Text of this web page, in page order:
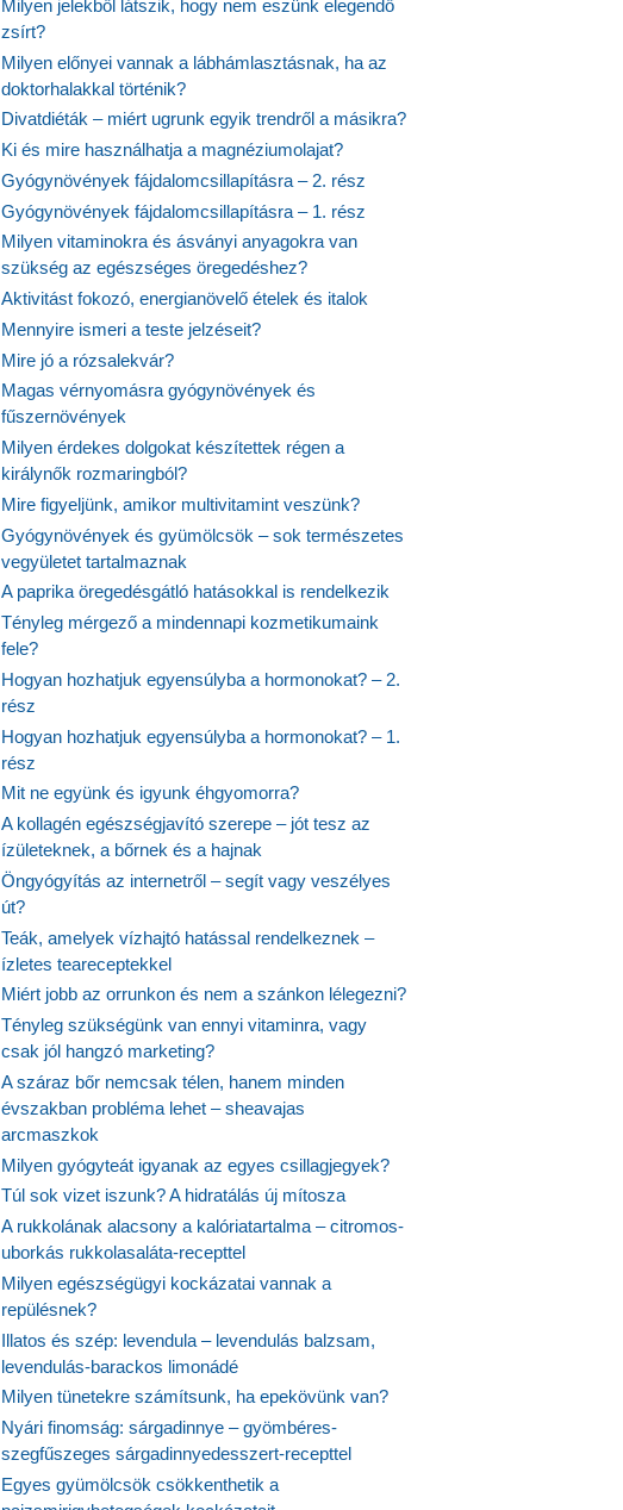
Milyen jelekből látszik, hogy nem eszünk elegendő
zsírt?
Milyen előnyei vannak a lábhámlasztásnak, ha az
doktorhalakkal történik?
Divatdiéták – miért ugrunk egyik trendről a másikra?
Ki és mire használhatja a magnéziumolajat?
Gyógynövények fájdalomcsillapításra – 2. rész
Gyógynövények fájdalomcsillapításra – 1. rész
Milyen vitaminokra és ásványi anyagokra van
szükség az egészséges öregedéshez?
Aktivitást fokozó, energianövelő ételek és italok
Mennyire ismeri a teste jelzéseit?
Mire jó a rózsalekvár?
Magas vérnyomásra gyógynövények és
fűszernövények
Milyen érdekes dolgokat készítettek régen a
királynők rozmaringból?
Mire figyeljünk, amikor multivitamint veszünk?
Gyógynövények és gyümölcsök – sok természetes
vegyületet tartalmaznak
A paprika öregedésgátló hatásokkal is rendelkezik
Tényleg mérgező a mindennapi kozmetikumaink
fele?
Hogyan hozhatjuk egyensúlyba a hormonokat? – 2.
rész
Hogyan hozhatjuk egyensúlyba a hormonokat? – 1.
rész
Mit ne együnk és igyunk éhgyomorra?
A kollagén egészségjavító szerepe – jót tesz az
ízületeknek, a bőrnek és a hajnak
Öngyógyítás az internetről – segít vagy veszélyes
út?
Teák, amelyek vízhajtó hatással rendelkeznek –
ízletes teareceptekkel
Miért jobb az orrunkon és nem a szánkon lélegezni?
Tényleg szükségünk van ennyi vitaminra, vagy
csak jól hangzó marketing?
A száraz bőr nemcsak télen, hanem minden
évszakban probléma lehet – sheavajas
arcmaszkok
Milyen gyógyteát igyanak az egyes csillagjegyek?
Túl sok vizet iszunk? A hidratálás új mítosza
A rukkolának alacsony a kalóriatartalma – citromos-
uborkás rukkolasaláta-recepttel
Milyen egészségügyi kockázatai vannak a
repülésnek?
Illatos és szép: levendula – levendulás balzsam,
levendulás-barackos limonádé
Milyen tünetekre számítsunk, ha epekövünk van?
Nyári finomság: sárgadinnye – gyömbéres-
szegfűszeges sárgadinnyedesszert-recepttel
Egyes gyümölcsök csökkenthetik a